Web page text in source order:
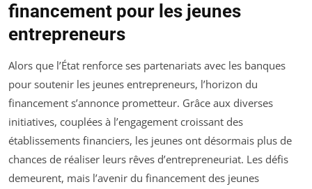
financement pour les jeunes
entrepreneurs
Alors que l’État renforce ses partenariats avec les banques
pour soutenir les jeunes entrepreneurs, l’horizon du
financement s’annonce prometteur. Grâce aux diverses
initiatives, couplées à l’engagement croissant des
établissements financiers, les jeunes ont désormais plus de
chances de réaliser leurs rêves d’entrepreneuriat. Les défis
demeurent, mais l’avenir du financement des jeunes